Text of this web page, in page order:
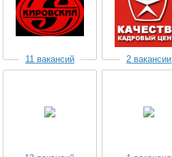
11 вакансий 2 вакансии